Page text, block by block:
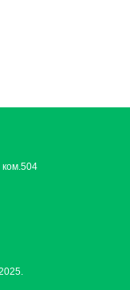
ком.504